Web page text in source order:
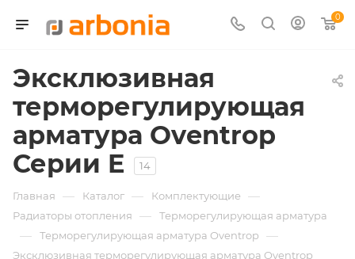
0
Эксклюзивная
терморегулирующая
арматура Oventrop
Серии E
14
Главная — Каталог — Комплектующие —
Радиаторы отопления — Терморегулирующая арматура
— Терморегулирующая арматура Oventrop —
Эксклюзивная терморегулирующая арматура Oventrop